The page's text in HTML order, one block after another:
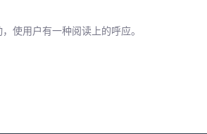
使用户有一种阅读上的呼应。